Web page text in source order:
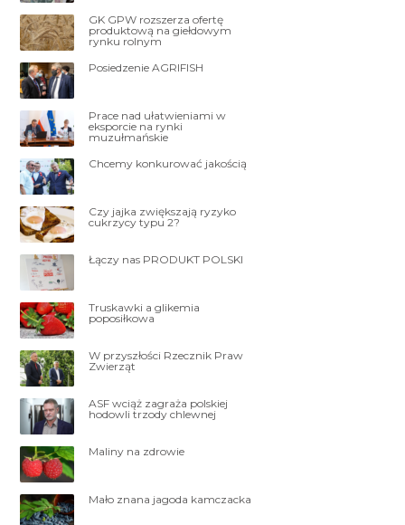
GK GPW rozszerza ofertę
produktową na giełdowym
rynku rolnym
Posiedzenie AGRIFISH
Prace nad ułatwieniami w
eksporcie na rynki
muzułmańskie
Chcemy konkurować jakością
Czy jajka zwiększają ryzyko
cukrzycy typu 2?
Łączy nas PRODUKT POLSKI
Truskawki a glikemia
poposiłkowa
W przyszłości Rzecznik Praw
Zwierząt
ASF wciąż zagraża polskiej
hodowli trzody chlewnej
Maliny na zdrowie
Mało znana jagoda kamczacka